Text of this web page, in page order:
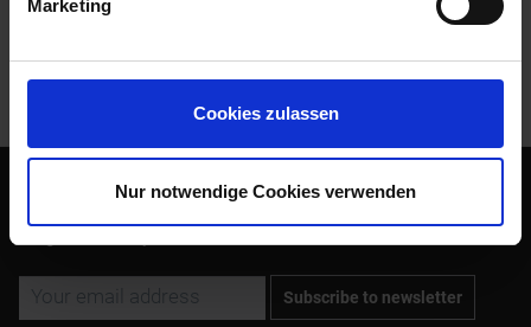
Marketing
Cookies zulassen
Nur notwendige Cookies verwenden
Customers also viewed
Subscribe to the free newsletter and ensure that you will no
Subscribe to newsletter